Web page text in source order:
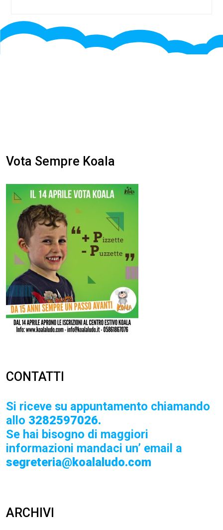
Vota Sempre Koala
CONTATTI
Si riceve su appuntamento chiamando
allo 3282597026.
Se hai bisogno di maggiori
informazioni mandaci un’ email a
segreteria@koalaludo.com
ARCHIVI